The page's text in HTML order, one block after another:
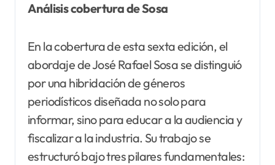
Análisis cobertura de Sosa
En la cobertura de esta sexta edición, el
abordaje de José Rafael Sosa se distinguió
por una hibridación de géneros
periodísticos diseñada no solo para
informar, sino para educar a la audiencia y
fiscalizar a la industria. Su trabajo se
estructuró bajo tres pilares fundamentales: